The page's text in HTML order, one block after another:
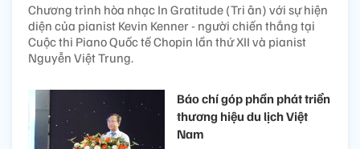
Chương trình hòa nhạc In Gratitude (Tri ân) với sự hiện
diện của pianist Kevin Kenner - người chiến thắng tại
Cuộc thi Piano Quốc tế Chopin lần thứ XII và pianist
Nguyễn Việt Trung.
Báo chí góp phần phát triển
thương hiệu du lịch Việt
Nam